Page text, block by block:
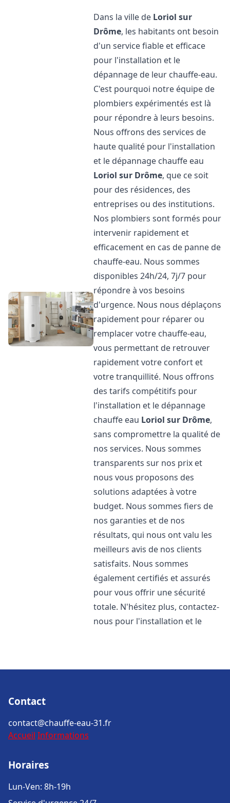
Dans la ville de Loriol sur
Drôme, les habitants ont besoin
d'un service fiable et efficace
pour l'installation et le
dépannage de leur chauffe-eau.
C'est pourquoi notre équipe de
plombiers expérimentés est là
pour répondre à leurs besoins.
Nous offrons des services de
haute qualité pour l'installation
et le dépannage chauffe eau
Loriol sur Drôme, que ce soit
pour des résidences, des
entreprises ou des institutions.
Nos plombiers sont formés pour
intervenir rapidement et
efficacement en cas de panne de
chauffe-eau. Nous sommes
disponibles 24h/24, 7j/7 pour
répondre à vos besoins
d'urgence. Nous nous déplaçons
rapidement pour réparer ou
remplacer votre chauffe-eau,
vous permettant de retrouver
rapidement votre confort et
votre tranquillité. Nous offrons
des tarifs compétitifs pour
l'installation et le dépannage
chauffe eau Loriol sur Drôme,
sans compromettre la qualité de
nos services. Nous sommes
transparents sur nos prix et
nous vous proposons des
solutions adaptées à votre
budget. Nous sommes fiers de
nos garanties et de nos
résultats, qui nous ont valu les
meilleurs avis de nos clients
satisfaits. Nous sommes
également certifiés et assurés
pour vous offrir une sécurité
totale. N'hésitez plus, contactez-
nous pour l'installation et le
Contact
contact@chauffe-eau-31.fr
Accueil Informations
Horaires
Lun-Ven: 8h-19h